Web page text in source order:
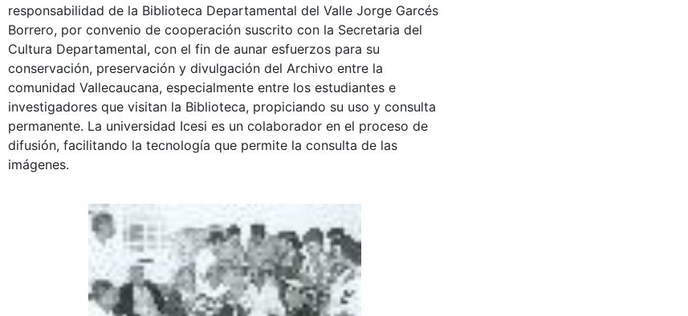
responsabilidad de la Biblioteca Departamental del Valle Jorge Garcés
Borrero, por convenio de cooperación suscrito con la Secretaria del
Cultura Departamental, con el fin de aunar esfuerzos para su
conservación, preservación y divulgación del Archivo entre la
comunidad Vallecaucana, especialmente entre los estudiantes e
investigadores que visitan la Biblioteca, propiciando su uso y consulta
permanente. La universidad Icesi es un colaborador en el proceso de
difusión, facilitando la tecnología que permite la consulta de las
imágenes.